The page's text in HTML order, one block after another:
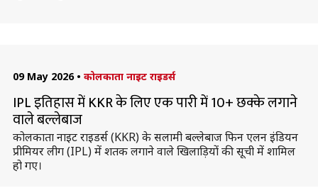
09 May 2026 • कोलकाता नाइट राइडर्स
IPL इतिहास में KKR के लिए एक पारी में 10+ छक्के लगाने
वाले बल्लेबाज
कोलकाता नाइट राइडर्स (KKR) के सलामी बल्लेबाज फिन एलन इंडियन
प्रीमियर लीग (IPL) में शतक लगाने वाले खिलाड़ियों की सूची में शामिल
हो गए।